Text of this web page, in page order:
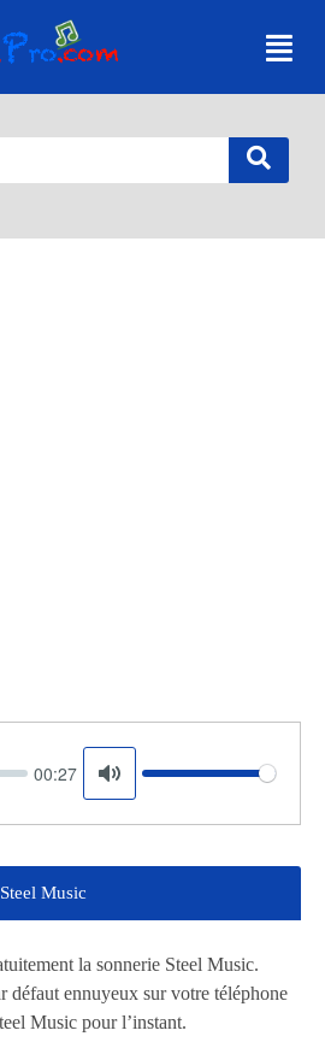
00:27
Mute
Volume
Music
la sonnerie Steel Music.
défaut ennuyeux sur votre téléphone
Music pour l’instant.